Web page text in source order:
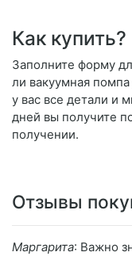
Как купить?
Заполните форму
ли вакуумная
у вас все детали и
дней вы получите
получении.
Отзывы
Маргарита: Важно